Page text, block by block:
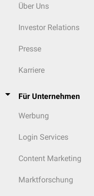
Über Uns
Investor Relations
Presse
Karriere
Für Unternehmen
Werbung
Login Services
Content Marketing
Marktforschung